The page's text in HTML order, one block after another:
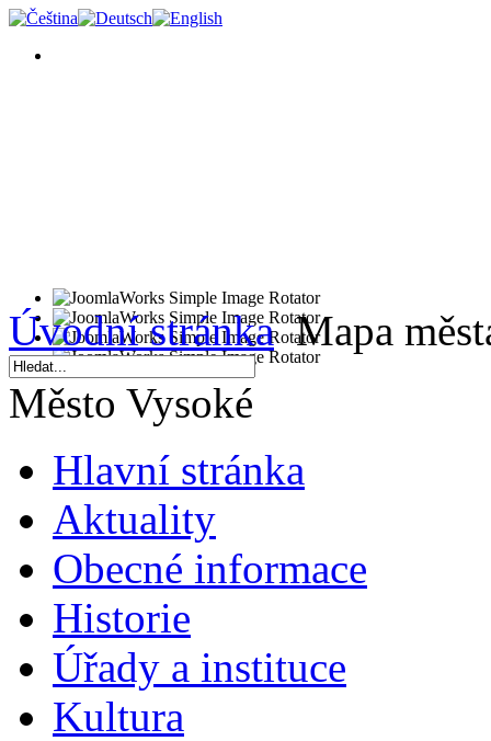
Úvodní stránka Mapa
Město Vysoké
Hlavní stránka
Aktuality
Obecné informace
Historie
Úřady a instituce
Kultura